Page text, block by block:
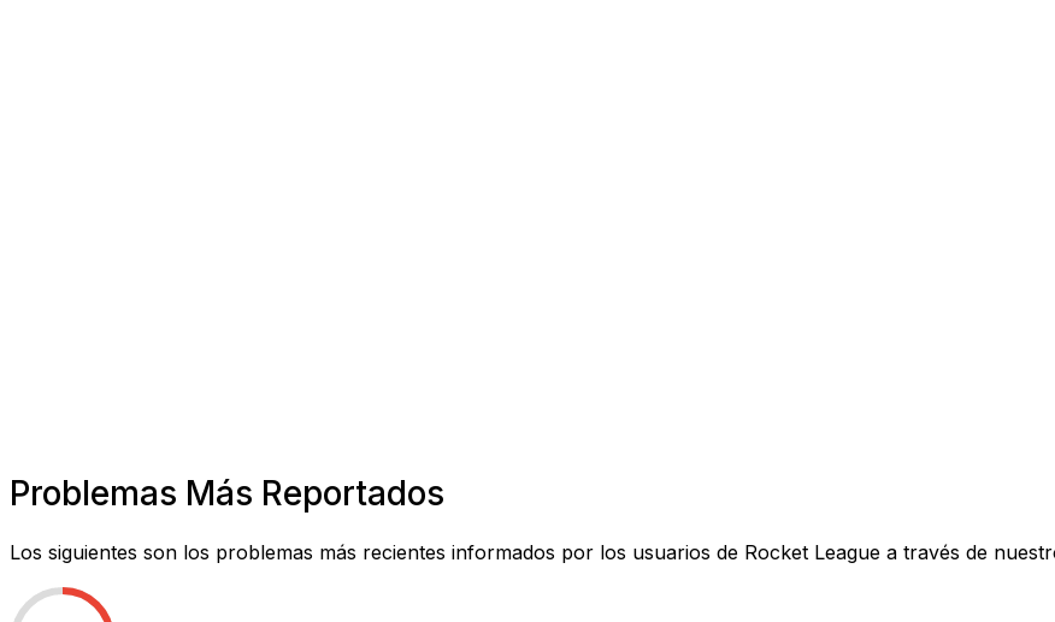
Problemas Más Reportados
Los siguientes son los problemas más recientes informados por los usuarios de Rocket League a través de